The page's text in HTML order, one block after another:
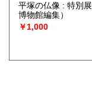
平塚の仏像 : 特別展
博物館編集）
￥1,000